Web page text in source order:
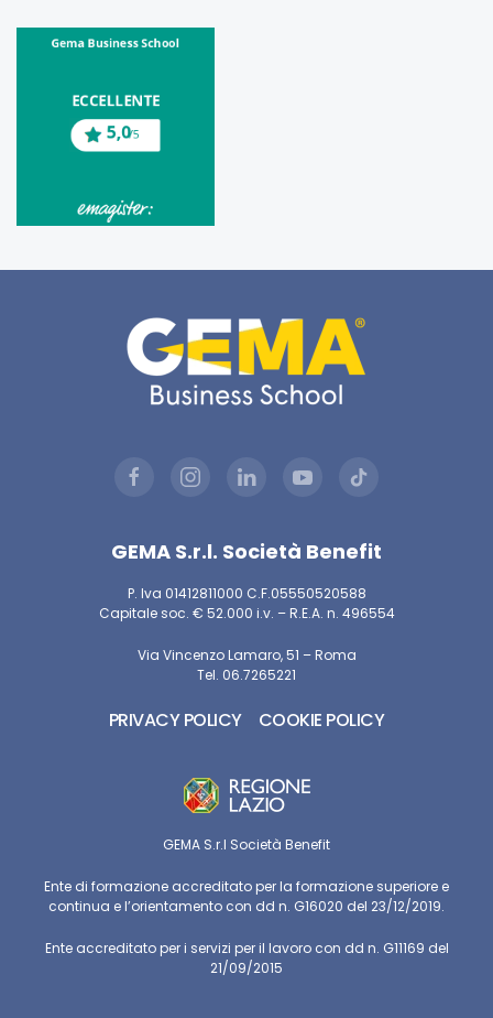
GEMA S.r.l. Società Benefit
P. Iva 01412811000 C.F.05550520588
Capitale soc. € 52.000 i.v. – R.E.A. n. 496554
Via Vincenzo Lamaro, 51 – Roma
Tel. 06.7265221
PRIVACY POLICY COOKIE POLICY
GEMA S.r.l Società Benefit
Ente di formazione accreditato per la formazione superiore e
continua e l’orientamento con dd n. G16020 del 23/12/2019.
Ente accreditato per i servizi per il lavoro con dd n. G11169 del
21/09/2015